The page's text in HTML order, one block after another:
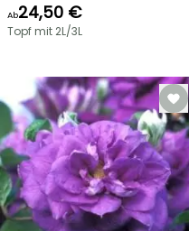
Ab24,50 €
Topf mit 2L/3L